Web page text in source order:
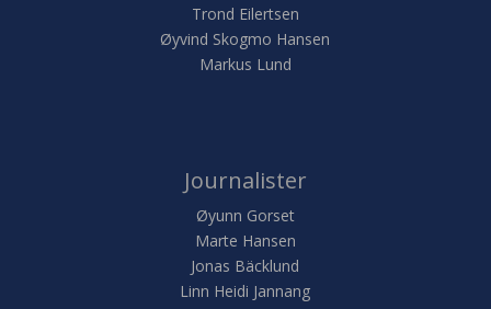
Trond Eilertsen
Øyvind Skogmo Hansen
Markus Lund
Journalister
Øyunn Gorset
Marte Hansen
Jonas Bäcklund
Linn Heidi Jannang